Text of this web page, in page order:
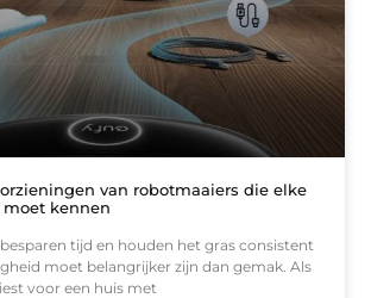
van robotmaaiers die elke
kennen
tijd en houden het gras consistent
moet belangrijker zijn dan gemak. Als
voor een huis met